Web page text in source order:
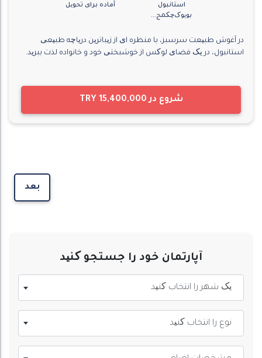
استانبول
بویوک‌چکمج...
آماده برای تحویل
در آغوش طبیعت سرسبز، با منظره ای از زیباترین دریاچه طبیعی
استانبول، در یک فضای لوکس از خوشبختی خود و خانواده لذت ببرید.
شروع در TRY 15,400,000
بعد
آپارتمان خود را جستجو کنید
یک شهر را انتخاب کنید
نوع را انتخاب کنید